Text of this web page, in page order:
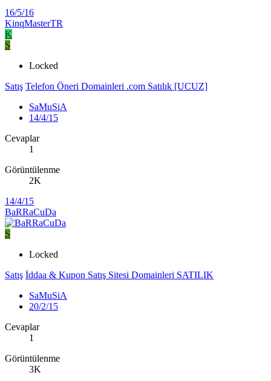
16/5/16
KinqMasterTR
K
S
Locked
Satış Telefon Öneri Domainleri .com Satılık [UCUZ]
SaMuSiA
14/4/15
Cevaplar
1
Görüntülenme
2K
14/4/15
BaRRaCuDa
S
Locked
Satış İddaa & Kupon Satış Sitesi Domainleri SATILIK
SaMuSiA
20/2/15
Cevaplar
1
Görüntülenme
3K